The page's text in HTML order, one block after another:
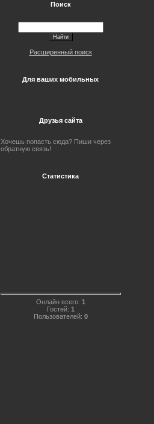
Поиск
Расширенный поиск
Для ваших мобильных
Друзья сайта
Хочешь попасть сюда? Пиши через
обратную связь!
Статистика
Онлайн всего: 1
Гостей: 1
Пользователей: 0